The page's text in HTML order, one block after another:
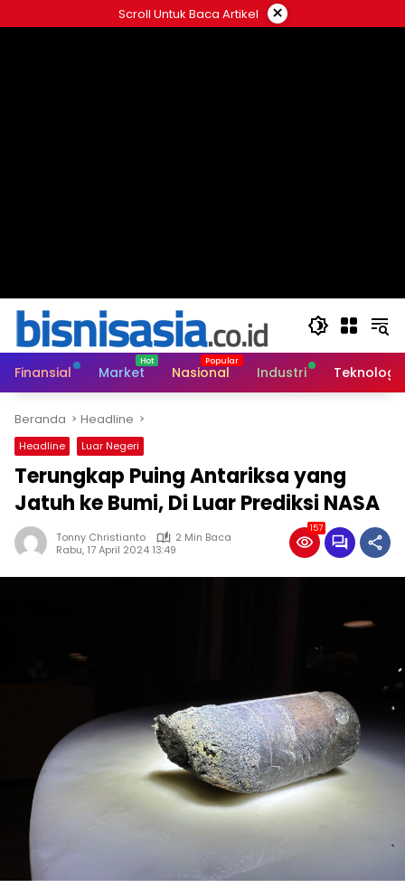
ke
Scroll Untuk Baca Artikel ×
Finansial Market Nasional Industri Teknologi
Beranda Headline
Headline Luar Negeri
Terungkap Puing Antariksa yang
Jatuh ke Bumi, Di Luar Prediksi NASA
Tonny Christianto
2 Min Baca
Rabu, 17 April 2024 13:49
157